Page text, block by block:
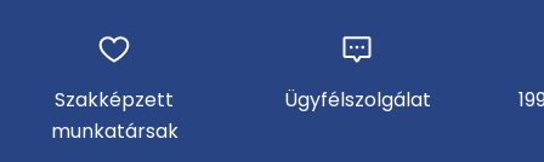
Szakképzett
munkatársak
Ügyfélszolgálat